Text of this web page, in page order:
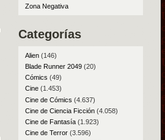
Zona Negativa
Categorías
Alien(146)
Blade Runner 2049(20)
Cómics (49)
Cine(1.453)
Cine de Cómics (4.637)
Cine de Ciencia Ficción(4.058)
Cine de Fantasía(1.923)
Cine de Terror(3.596)